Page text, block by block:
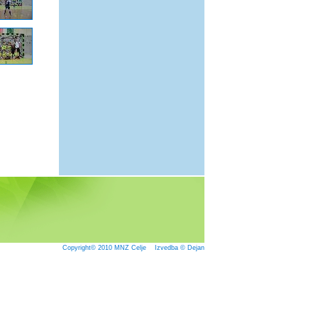
Copyright© 2010 MNZ Celje Izvedba © Dejan